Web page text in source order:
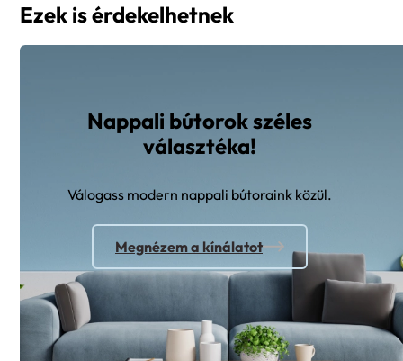
Ezek is érdekelhetnek
Nappali bútorok széles
választéka!
Válogass modern nappali bútoraink közül.
Megnézem a kínálatot